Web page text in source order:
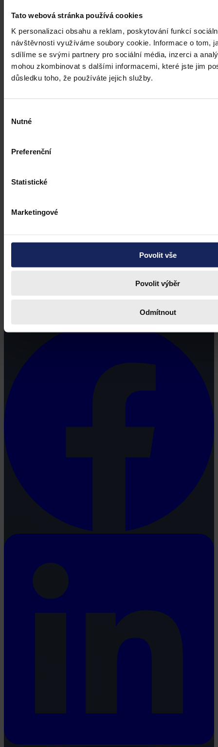
Tato webová stránka používá cookies
K personalizaci obsahu a reklam, poskytování funkcí
návštěvnosti využíváme soubory cookie. Informace o tom,
sdílíme se svými partnery pro sociální média, inzerci a
mohou zkombinovat s dalšími informacemi, které jste jim
důsledku toho, že používáte jejich služby.
souhlasu
Nutné
Preferenční
Statistické
Marketingové
Povolit vše
Povolit výběr
Odmítnout
teroristickým útokem a terorem, za něž hrozí až výjimečný trest.
ČTK • 3. srpna 2026, 10:04